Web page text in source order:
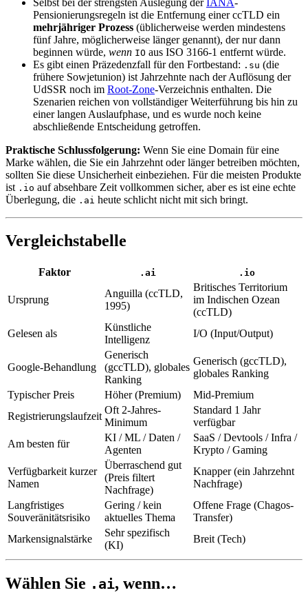
Pensionierungsregeln ist die Entfernung einer ccTLD ein
mehrjähriger Prozess (üblicherweise werden mindestens
fünf Jahre, möglicherweise länger genannt), der nur dann
beginnen würde, wenn IO aus ISO 3166-1 entfernt würde.
Es gibt einen Präzedenzfall für den Fortbestand: .su (die
frühere Sowjetunion) ist Jahrzehnte nach der Auflösung der
UdSSR noch im Root-Zone-Verzeichnis enthalten. Die
Szenarien reichen von vollständiger Weiterführung bis hin zu
einer langen Auslaufphase, und es wurde noch keine
abschließende Entscheidung getroffen.
Praktische Schlussfolgerung: Wenn Sie eine Domain für eine
Marke wählen, die Sie ein Jahrzehnt oder länger betreiben möchten,
sollten Sie diese Unsicherheit einbeziehen. Für die meisten Produkte
ist .io auf absehbare Zeit vollkommen sicher, aber es ist eine echte
Überlegung, die .ai heute schlicht nicht mit sich bringt.
Vergleichstabelle
Faktor .ai .io
Ursprung
Anguilla (ccTLD,
1995)
Britisches Territorium
im Indischen Ozean
(ccTLD)
Gelesen als
Künstliche
Intelligenz
I/O (Input/Output)
Google-Behandlung
Generisch
(gccTLD), globales
Ranking
Generisch (gccTLD),
globales Ranking
Typischer Preis
Höher (Premium)
Mid-Premium
Registrierungslaufzeit
Oft 2-Jahres-
Minimum
Standard 1 Jahr
verfügbar
Am besten für
KI / ML / Daten /
Agenten
SaaS / Devtools / Infra /
Krypto / Gaming
Verfügbarkeit kurzer
Namen
Überraschend gut
(Preis filtert
Nachfrage)
Knapper (ein Jahrzehnt
Nachfrage)
Langfristiges
Souveränitätsrisiko
Gering / kein
aktuelles Thema
Offene Frage (Chagos-
Transfer)
Markensignalstärke
Sehr spezifisch
(KI)
Breit (Tech)
Wählen Sie .ai, wenn…